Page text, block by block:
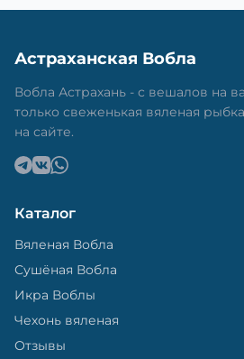
Астраханская Вобла
Вобла Астрахань - с вешалов на
только свеженькая вяленая
на сайте.
Каталог
Вяленая Вобла
Сушёная Вобла
Икра Воблы
Чехонь вяленая
Отзывы